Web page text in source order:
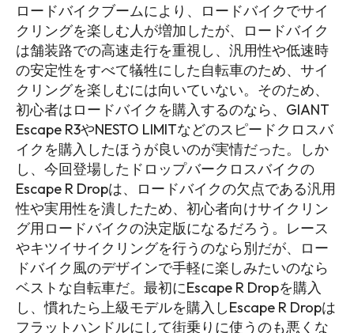
ロードバイクブームにより、ロードバイクでサイ
クリングを楽しむ人が増加したが、ロードバイク
は舗装路での高速走行を重視し、汎用性や低速時
の安定性をすべて犠牲にした自転車のため、サイ
クリングを楽しむには向いていない。そのため、
初心者はロードバイクを購入するのなら、GIANT
Escape R3やNESTO LIMITなどのスピードクロスバ
イクを購入したほうが良いのが実情だった。しか
し、今回登場したドロップバークロスバイクの
Escape R Dropは、ロードバイクの欠点である汎用
性や実用性を潰したため、初心者向けサイクリン
グ用ロードバイクの決定版になるだろう。レース
やキツイサイクリングを行うのなら別だが、ロー
ドバイク風のデザインで手軽に楽しみたいのなら
ベストな自転車だ。最初にEscape R Dropを購入
し、慣れたら上級モデルを購入しEscape R Dropは
フラットハンドルにして街乗りに使うのも悪くな